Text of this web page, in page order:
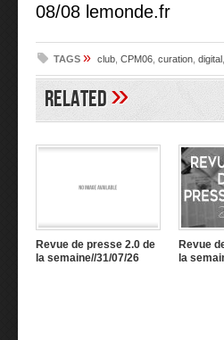
08/08 lemonde.fr
TAGS » club CPM06 curation digital
Related»
Revue de presse 2.0 de
la semaine//31/07/26
Revue
la